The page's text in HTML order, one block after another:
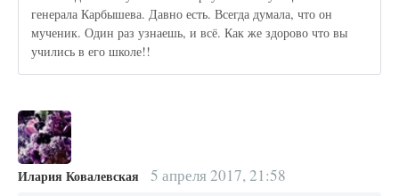
генерала Карбышева. Давно есть. Всегда думала, что он
мученик. Один раз узнаешь, и всё. Как же здорово что вы
учились в его школе!!
Илария Ковалевская 5 апреля 2017, 21:58